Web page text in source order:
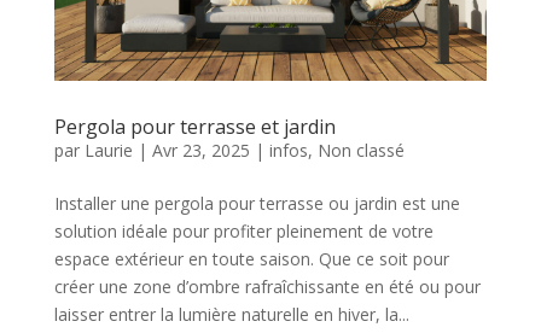
Pergola pour terrasse et jardin
par Laurie | Avr 23, 2025 | infos, Non classé
Installer une pergola pour terrasse ou jardin est une
solution idéale pour profiter pleinement de votre
espace extérieur en toute saison. Que ce soit pour
créer une zone d’ombre rafraîchissante en été ou pour
laisser entrer la lumière naturelle en hiver, la...